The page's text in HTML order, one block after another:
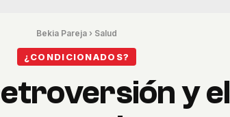
Bekia Pareja › Salud
¿CONDICIONADOS?
y